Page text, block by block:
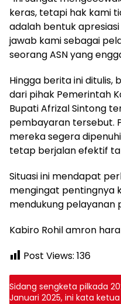
keras, tetapi hak kami
adalah bentuk
jawab kami sebagai
seorang ASN yang
Hingga berita ini
dari pihak Pemerintah
Bupati Afrizal Sintong
pembayaran tersebut.
mereka segera
tetap berjalan efektif
Situasi ini mendapat
mengingat pentingnya
mendukung pelayanan
Kabiro Rohil amron
Post Views: 136
Sidang sengketa pilkada
Januari 2025, ini kata ketua